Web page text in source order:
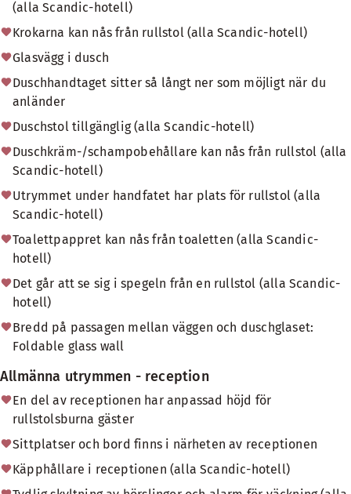
(alla Scandic-hotell)
Krokarna kan nås från rullstol (alla Scandic-hotell)
Glasvägg i dusch
Duschhandtaget sitter så långt ner som möjligt när du
anländer
Duschstol tillgänglig (alla Scandic-hotell)
Duschkräm-/schampobehållare kan nås från rullstol (alla
Scandic-hotell)
Utrymmet under handfatet har plats för rullstol (alla
Scandic-hotell)
Toalettpappret kan nås från toaletten (alla Scandic-
hotell)
Det går att se sig i spegeln från en rullstol (alla Scandic-
hotell)
Bredd på passagen mellan väggen och duschglaset:
Foldable glass wall
Allmänna utrymmen - reception
En del av receptionen har anpassad höjd för
rullstolsburna gäster
Sittplatser och bord finns i närheten av receptionen
Käpphållare i receptionen (alla Scandic-hotell)